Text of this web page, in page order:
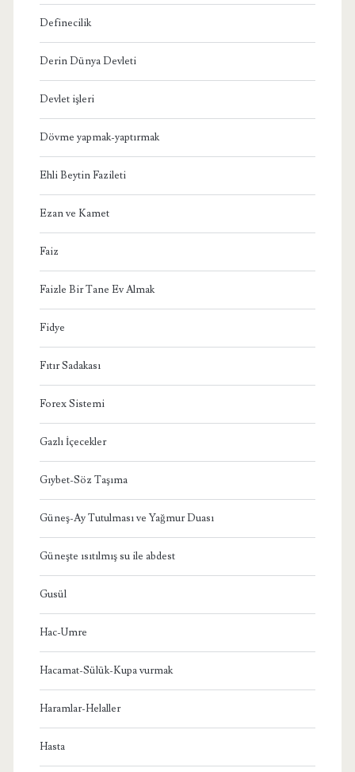
Definecilik
Derin Dünya Devleti
Devlet işleri
Dövme yapmak-yaptırmak
Ehli Beytin Fazileti
Ezan ve Kamet
Faiz
Faizle Bir Tane Ev Almak
Fidye
Fıtır Sadakası
Forex Sistemi
Gazlı İçecekler
Gıybet-Söz Taşıma
Güneş-Ay Tutulması ve Yağmur Duası
Güneşte ısıtılmış su ile abdest
Gusül
Hac-Umre
Hacamat-Sülük-Kupa vurmak
Haramlar-Helaller
Hasta